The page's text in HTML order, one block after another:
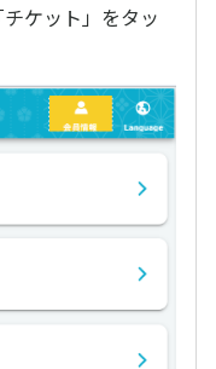
ケット」をタッ